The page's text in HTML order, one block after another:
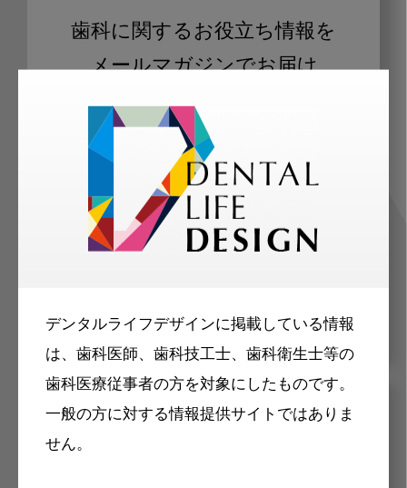
デンタルライフデザインに掲載している情報
は、歯科医師、歯科技工士、歯科衛生士等の
歯科医療従事者の方を対象にしたものです。
一般の方に対する情報提供サイトではありま
せん。
歯科に関するお役立ち情報を
メールマガジンでお届け
ご登録いただいた職種（歯科医師、歯
科衛生士、歯科技工士）に合わせた内
容のメールマガジンをお届けします。
メリット